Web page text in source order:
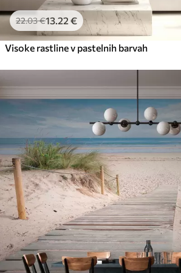
22.03€13 .22 €
Visoke rastline v pastelnih barvah